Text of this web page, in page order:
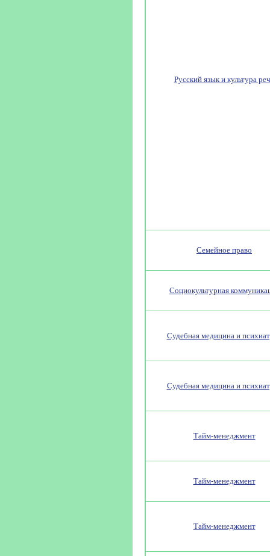
Русский язык и культура
Семейное право
Социокультурная
Судебная медицина и
Судебная медицина и
Тайм-менеджмент
Тайм-менеджмент
Тайм-менеджмент